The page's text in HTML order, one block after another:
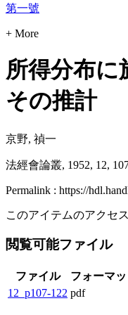
第一號
+ More
所得分布に
その推計
京野, 禎一
法經會論叢, 1952, 12,
Permalink : https://
このアイテムのアクセ
閲覧可能ファイル
ファイル フォーマッ
12_p107-122 pdf